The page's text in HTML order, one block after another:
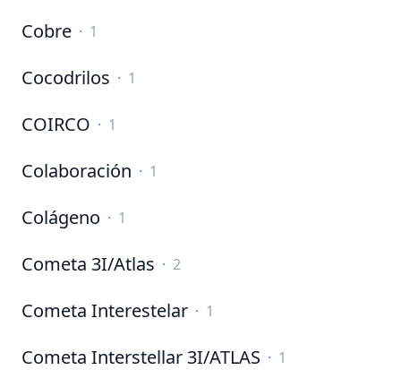
Cobre · 1
Cocodrilos · 1
COIRCO · 1
Colaboración · 1
Colágeno · 1
Cometa 3I/Atlas · 2
Cometa Interestelar · 1
Cometa Interstellar 3I/ATLAS · 1